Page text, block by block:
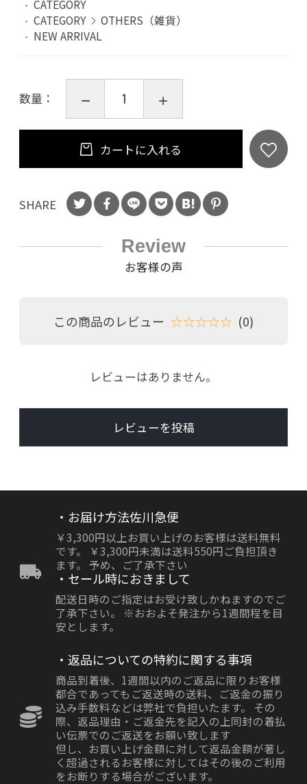
CATEGORY
CATEGORY
OTHERS（雑貨）
NEW ARRIVAL
数量：
カートに入れる
SHARE
Review
お客様の声
この商品のレビュー ☆☆☆☆☆ (0)
レビューはありません。
レビューを投稿
・お届け方法佐川急便
￥3,300円以上お買い上げのお客様は送料無料
です。 ￥3,300円未満は送料550円ご負担頂き
ます。 予め、ご了承下さい
・セール時におきまして
配送日時のご指定はお受け致しかねますのでご
了承下さい。 ※おおよそ発注から1週間程を目
安とします。
・返品についての特約に関する事項
商品到着後、1週間以内のご返品に限りお客様
都合であってもご返送時の送料、ご返金の振り
込み手数料などは弊社で負担いたます。 その
際、返品理由・ご返金先を記入の上同封の着払
い伝票でのご返送をお願い致します
但し、お買い上げ金額に対して返品金額が著し
く超過されるお客様に対してはその後のご利用
をお断りする場合がございます。